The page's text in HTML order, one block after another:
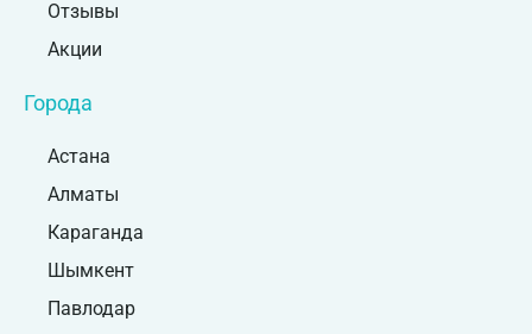
Отзывы
Акции
Города
Астана
Алматы
Караганда
Шымкент
Павлодар